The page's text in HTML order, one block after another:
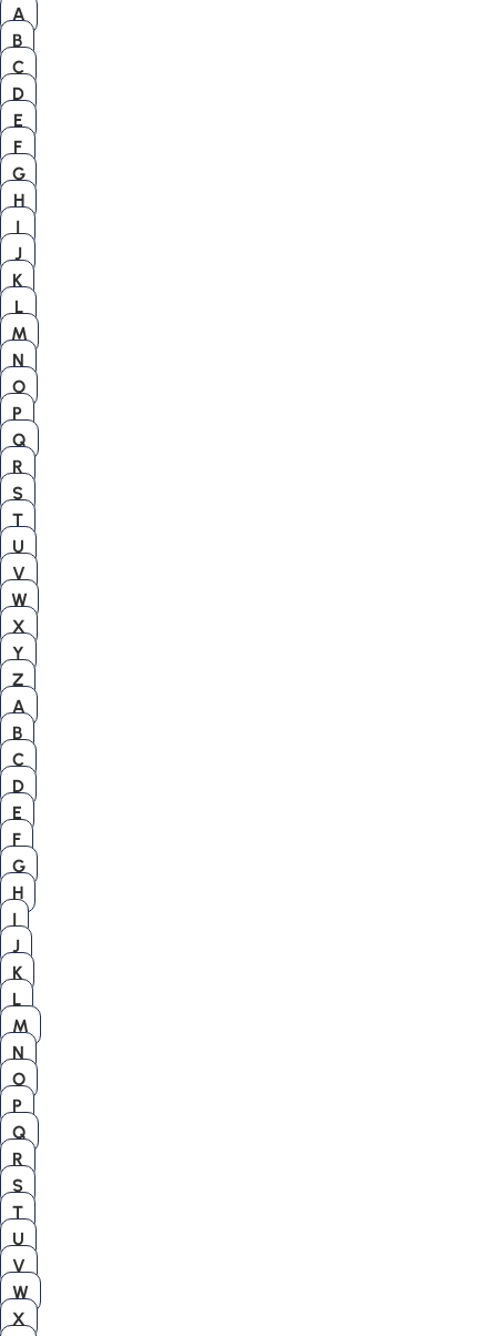
A
B
C
D
E
F
G
H
I
J
K
L
M
N
O
P
Q
R
S
T
U
V
W
X
Y
Z
A
B
C
D
E
F
G
H
I
J
K
L
M
N
O
P
Q
R
S
T
U
V
W
X